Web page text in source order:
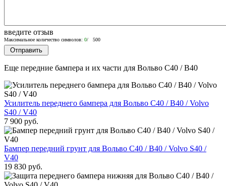
введите отзыв
Максимальное количество символов: 0/ 500
Еще передние бампера и их части для Вольво С40 / В40
Усилитель переднего бампера для Вольво С40 / В40 / Volvo
S40 / V40
7 900 руб.
Бампер передний грунт для Вольво С40 / В40 / Volvo S40 /
V40
19 830 руб.